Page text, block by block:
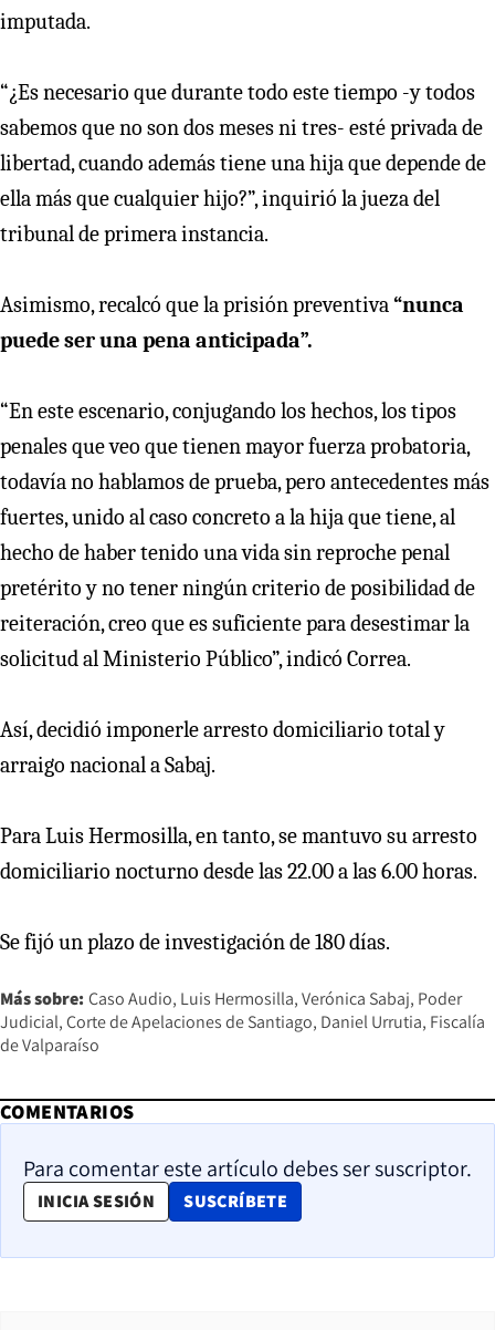
imputada.
“¿Es necesario que durante todo este tiempo -y todos
sabemos que no son dos meses ni tres- esté privada de
libertad, cuando además tiene una hija que depende de
ella más que cualquier hijo?”, inquirió la jueza del
tribunal de primera instancia.
Asimismo, recalcó que la prisión preventiva “nunca
puede ser una pena anticipada”.
“En este escenario, conjugando los hechos, los tipos
penales que veo que tienen mayor fuerza probatoria,
todavía no hablamos de prueba, pero antecedentes más
fuertes, unido al caso concreto a la hija que tiene, al
hecho de haber tenido una vida sin reproche penal
pretérito y no tener ningún criterio de posibilidad de
reiteración, creo que es suficiente para desestimar la
solicitud al Ministerio Público”, indicó Correa.
Así, decidió imponerle arresto domiciliario total y
arraigo nacional a Sabaj.
Para Luis Hermosilla, en tanto, se mantuvo su arresto
domiciliario nocturno desde las 22.00 a las 6.00 horas.
Se fijó un plazo de investigación de 180 días.
Más sobre: Caso Audio Luis Hermosilla Verónica Sabaj Poder
Judicial Corte de Apelaciones de Santiago Daniel Urrutia Fiscalía
de Valparaíso
COMENTARIOS
Para comentar este artículo debes ser suscriptor.
INICIA SESIÓN SUSCRÍBETE
OPENS IN NEW WINDOW